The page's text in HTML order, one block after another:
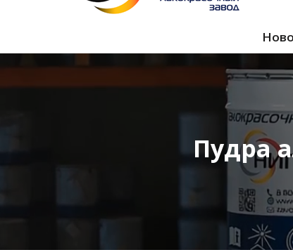
Пудра